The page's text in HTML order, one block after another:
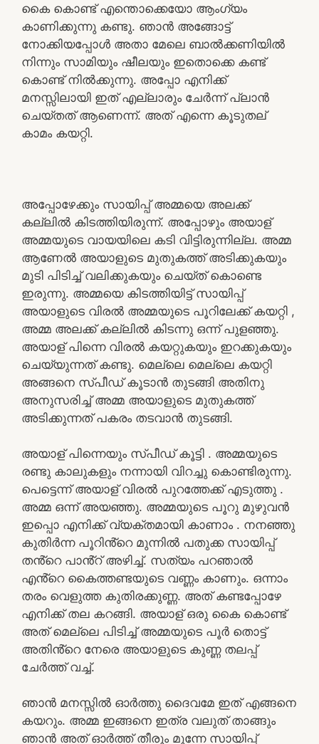
കൈ കൊണ്ട് എന്തൊക്കെയോ ആംഗ്യം
കാണിക്കുന്നു കണ്ടു. ഞാൻ അങ്ങോട്ട്
നോക്കിയപ്പോൾ അതാ മേലെ ബാൽക്കണിയിൽ
നിന്നും സാമിയും ഷീലയും ഇതൊക്കെ കണ്ട്
കൊണ്ട് നിൽക്കുന്നു. അപ്പോ എനിക്ക്
മനസ്സിലായി ഇത് എല്ലാരും ചേർന്ന് പ്ലാൻ
ചെയ്തത് ആണെന്ന്. അത് എന്നെ കൂടുതല്
കാമം കയറ്റി.
അപ്പോഴേക്കും സായിപ്പ് അമ്മയെ അലക്ക്
കല്ലിൽ കിടത്തിയിരുന്ന്. അപ്പോഴും അയാള്
അമ്മയുടെ വായയിലെ കടി വിട്ടിരുന്നില്ല. അമ്മ
ആണേൽ അയാളുടെ മുതുകത്ത് അടിക്കുകയും
മുടി പിടിച്ച് വലിക്കുകയും ചെയ്ത് കൊണ്ടെ
ഇരുന്നു. അമ്മയെ കിടത്തിയിട്ട് സായിപ്പ്
അയാളുടെ വിരൽ അമ്മയുടെ പൂറിലേക്ക് കയറ്റി ,
അമ്മ അലക്ക് കല്ലിൽ കിടന്നു ഒന്ന് പുളഞ്ഞു.
അയാള് പിന്നെ വിരൽ കയറ്റുകയും ഇറക്കുകയും
ചെയ്യുന്നത് കണ്ടു. മെല്ലെ മെല്ലെ കയറ്റി
അങ്ങനെ സ്പീഡ് കൂടാൻ തുടങ്ങി അതിനു
അനുസരിച്ച് അമ്മ അയാളുടെ മുതുകത്ത്
അടിക്കുന്നത് പകരം തടവാൻ തുടങ്ങി.
അയാള് പിന്നെയും സ്പീഡ് കൂട്ടി . അമ്മയുടെ
രണ്ടു കാലുകളും നന്നായി വിറച്ചു കൊണ്ടിരുന്നു.
പെട്ടെന്ന് അയാള് വിരൽ പുറത്തേക്ക് എടുത്തു .
അമ്മ ഒന്ന് അയഞ്ഞു. അമ്മയുടെ പൂറു മുഴുവൻ
ഇപ്പൊ എനിക്ക് വ്യക്തമായി കാണാം . നനഞ്ഞു
കുതിർന്ന പൂറിൻ്റെ മുന്നിൽ പതുക്ക സായിപ്പ്
തൻ്റെ പാൻ്റ് അഴിച്ച്. സത്യം പറഞാൽ
എൻ്റെ കൈത്തണ്ടയുടെ വണ്ണം കാണും. ഒന്നാം
തരം വെളുത്ത കുതിരക്കുണ്ണ. അത് കണ്ടപ്പോഴേ
എനിക്ക് തല കറങ്ങി. അയാള് ഒരു കൈ കൊണ്ട്
അത് മെല്ലെ പിടിച്ച് അമ്മയുടെ പൂർ തൊട്ട്
അതിൻ്റെ നേരെ അയാളുടെ കുണ്ണ തലപ്പ്
ചേർത്ത് വച്ച്.
ഞാൻ മനസ്സിൽ ഓർത്തു ദൈവമേ ഇത് എങ്ങനെ
കയറും. അമ്മ ഇങ്ങനെ ഇത്ര വലുത് താങ്ങും
ഞാൻ അത് ഓർത്ത് തീരും മുന്നേ സായിപ്പ്